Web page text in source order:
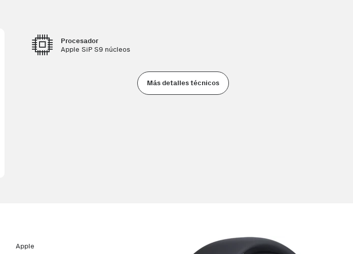
Procesador
Apple SiP S9 núcleos
Más detalles técnicos
Apple